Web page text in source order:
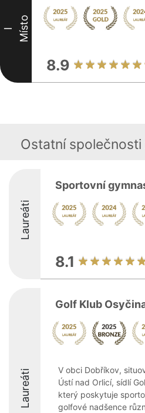
I Místo
8.9
Ostatní společnosti
Laureáti
Sportovní
8.1
Laureáti
Golf Klub
V obci Dobříkov,
Ústí nad Orlicí, sídlí
který poskytuje
golfové nadšence